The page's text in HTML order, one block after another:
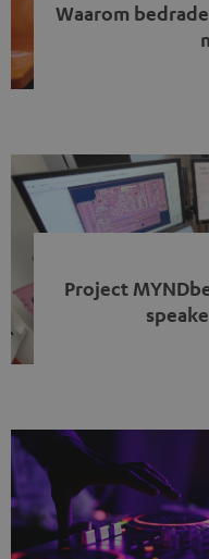
Waarom
tegenwoordig iets
zelfs tijdens
mensen weer
kabels is niet
Project
verder ontwikkelt.
team samen gewerkt
mogelijkheid